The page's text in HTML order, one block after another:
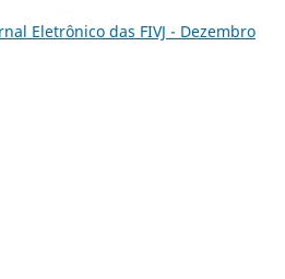
Eletrônico das FIVJ - Dezembro